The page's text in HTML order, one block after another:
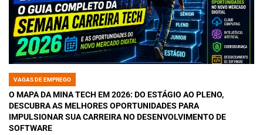
POSTED
IN
VAGAS DE EMPREGO
O MAPA DA MINA TECH EM 2026: DO ESTÁGIO AO PLENO,
DESCUBRA AS MELHORES OPORTUNIDADES PARA
IMPULSIONAR SUA CARREIRA NO DESENVOLVIMENTO DE
SOFTWARE